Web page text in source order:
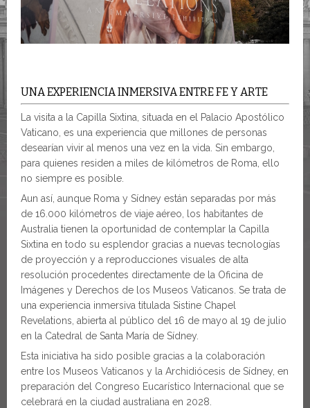
UNA EXPERIENCIA INMERSIVA ENTRE FE Y ARTE
La visita a la Capilla Sixtina, situada en el Palacio Apostólico
Vaticano, es una experiencia que millones de personas
desearían vivir al menos una vez en la vida. Sin embargo,
para quienes residen a miles de kilómetros de Roma, ello
no siempre es posible.
Aun así, aunque Roma y Sídney están separadas por más
de 16.000 kilómetros de viaje aéreo, los habitantes de
Australia tienen la oportunidad de contemplar la Capilla
Sixtina en todo su esplendor gracias a nuevas tecnologías
de proyección y a reproducciones visuales de alta
resolución procedentes directamente de la Oficina de
Imágenes y Derechos de los Museos Vaticanos. Se trata de
una experiencia inmersiva titulada Sistine Chapel
Revelations, abierta al público del 16 de mayo al 19 de julio
en la Catedral de Santa María de Sídney.
Esta iniciativa ha sido posible gracias a la colaboración
entre los Museos Vaticanos y la Archidiócesis de Sídney, en
preparación del Congreso Eucarístico Internacional que se
celebrará en la ciudad australiana en 2028.